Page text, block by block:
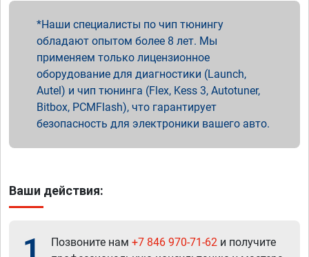
Наши специалисты по чип тюнингу
обладают опытом более 8 лет. Мы
применяем только лицензионное
оборудование для диагностики (Launch,
Autel) и чип тюнинга (Flex, Kess 3, Autotuner,
Bitbox, PCMFlash), что гарантирует
безопасность для электроники вашего авто.
Ваши действия:
1 Позвоните нам +7 846 970-71-62 и получите